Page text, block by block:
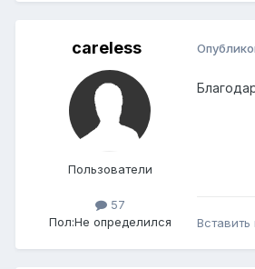
careless
Пользователи
57
Пол:Не определился Вставить